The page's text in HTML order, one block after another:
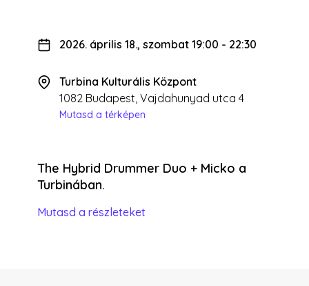
2026. április 18., szombat 19:00 - 22:30
Turbina Kulturális Központ
1082 Budapest, Vajdahunyad utca 4
Mutasd a térképen
The Hybrid Drummer Duo + Micko a
Turbinában.
Mutasd a részleteket